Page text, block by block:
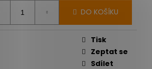
DO KOŠÍKU
Tisk
Zeptat se
Sdílet